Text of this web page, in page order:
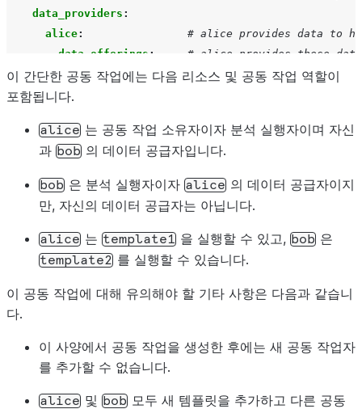
data_providers :
alice:
# alice provides data to
data_offerings :
# alice provides these
-
id: alice_data_1
-
data_offerings:
# bob provides this data
- id :
bob_data_1
templates
# alice can use this
id:
template1
:
# bob is an analysis runner
data_providers:
# bob can use data from
alice:
- id:
alice_data_1
이 간단한 공동 작업에는 다음 리소스 및 공동 작업 역할이
포함됩니다.
alice 는 공동 작업 소유자이자 분석 실행자이며 자신
과 bob 의 데이터 공급자입니다.
bob 은 분석 실행자이자 alice 의 데이터 공급자이지
만, 자신의 데이터 공급자는 아닙니다.
alice 는 template1 을 실행할 수 있고, bob 은
template2 를 실행할 수 있습니다.
이 공동 작업에 대해 유의해야 할 기타 사항은 다음과 같습니
다.
이 사양에서 공동 작업을 생성한 후에는 새 공동 작업자
를 추가할 수 없습니다.
alice 및 bob 모두 새 템플릿을 추가하고 다른 공동